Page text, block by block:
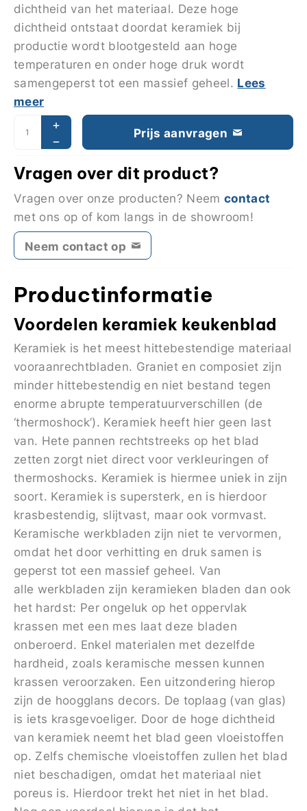
dichtheid van het materiaal. Deze hoge
dichtheid ontstaat doordat keramiek bij
productie wordt blootgesteld aan hoge
temperaturen en onder hoge druk wordt
samengeperst tot een massief geheel. Lees
meer
Prijs aanvragen
Vragen over dit product?
Vragen over onze producten? Neem contact
met ons op of kom langs in de showroom!
Neem contact op
Productinformatie
Voordelen keramiek keukenblad
Keramiek is het meest hittebestendige materiaal
vooraanrechtbladen. Graniet en composiet zijn
minder hittebestendig en niet bestand tegen
enorme abrupte temperatuurverschillen (de
‘thermoshock’). Keramiek heeft hier geen last
van. Hete pannen rechtstreeks op het blad
zetten zorgt niet direct voor verkleuringen of
thermoshocks. Keramiek is hiermee uniek in zijn
soort. Keramiek is supersterk, en is hierdoor
krasbestendig, slijtvast, maar ook vormvast.
Keramische werkbladen zijn niet te vervormen,
omdat het door verhitting en druk samen is
geperst tot een massief geheel. Van
alle werkbladen zijn keramieken bladen dan ook
het hardst: Per ongeluk op het oppervlak
krassen met een mes laat deze bladen
onberoerd. Enkel materialen met dezelfde
hardheid, zoals keramische messen kunnen
krassen veroorzaken. Een uitzondering hierop
zijn de hoogglans decors. De toplaag (van glas)
is iets krasgevoeliger. Door de hoge dichtheid
van keramiek neemt het blad geen vloeistoffen
op. Zelfs chemische vloeistoffen zullen het blad
niet beschadigen, omdat het materiaal niet
poreus is. Hierdoor trekt het niet in het blad.